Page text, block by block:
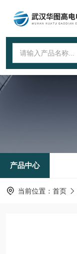
产品中心
当前位置： 首页